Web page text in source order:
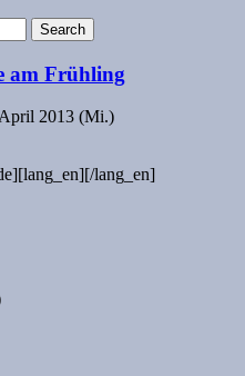
am Frühling
2013 (Mi.)
[/lang_en]